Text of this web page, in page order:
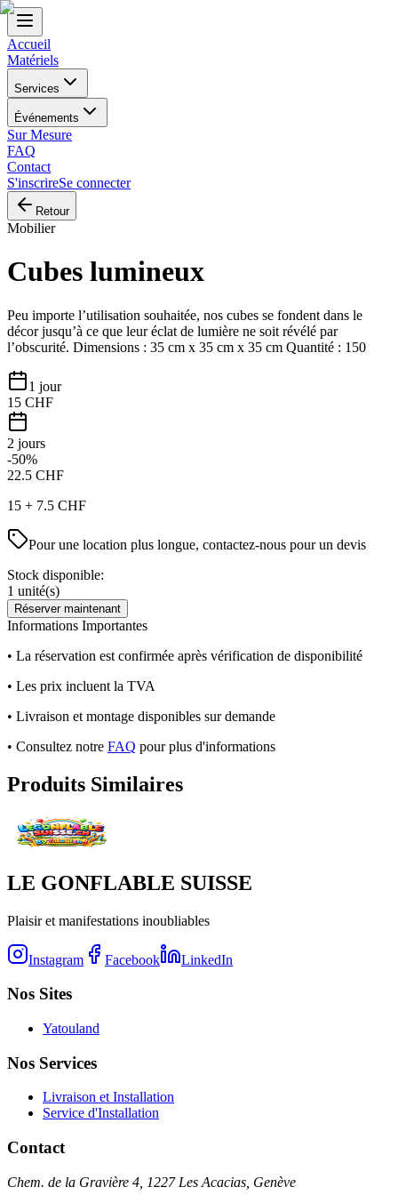
Accueil
Matériels
Services
Événements
Sur Mesure
FAQ
Contact
S'inscrireSe connecter
Retour
Mobilier
Cubes lumineux
Peu importe l’utilisation souhaitée, nos cubes se fondent dans le
décor jusqu’à ce que leur éclat de lumière ne soit révélé par
l’obscurité. Dimensions : 35 cm x 35 cm x 35 cm Quantité : 150
1 jour
15 CHF
2 jours
-50%
22.5 CHF
15 + 7.5 CHF
Pour une location plus longue, contactez-nous pour un devis
Stock disponible:
1 unité(s)
Réserver maintenant
Informations Importantes
• La réservation est confirmée après vérification de disponibilité
• Les prix incluent la TVA
• Livraison et montage disponibles sur demande
• Consultez notre FAQ pour plus d'informations
Produits Similaires
LE GONFLABLE SUISSE
Plaisir et manifestations inoubliables
Instagram Facebook LinkedIn
Nos Sites
Yatouland
Nos Services
Livraison et Installation
Service d'Installation
Contact
Chem. de la Gravière 4, 1227 Les Acacias, Genève